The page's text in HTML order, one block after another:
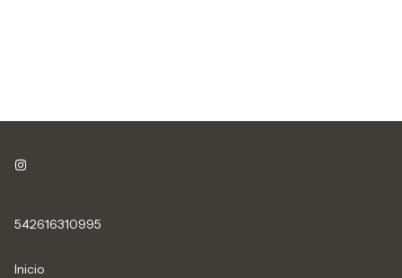
542616310995
Inicio